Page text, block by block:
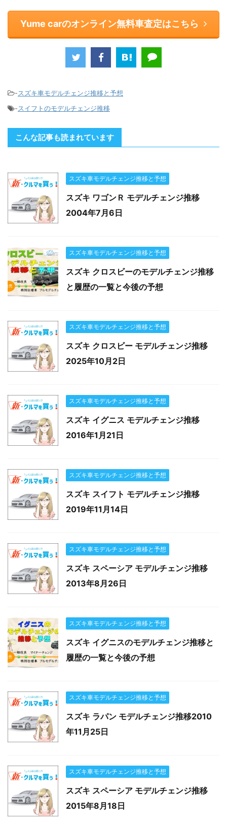
Yume carのオンライン無料車査定はこちら
-スズキ車モデルチェンジ推移と予想
-スイフトのモデルチェンジ推移
こんな記事も読まれています
スズキ車モデルチェンジ推移と予想
スズキ ワゴンＲ モデルチェンジ推移
2004年7月6日
スズキ車モデルチェンジ推移と予想
スズキ クロスビーのモデルチェンジ推移
と履歴の一覧と今後の予想
スズキ車モデルチェンジ推移と予想
スズキ クロスビー モデルチェンジ推移
2025年10月2日
スズキ車モデルチェンジ推移と予想
スズキ イグニス モデルチェンジ推移
2016年1月21日
スズキ車モデルチェンジ推移と予想
スズキ スイフト モデルチェンジ推移
2019年11月14日
スズキ車モデルチェンジ推移と予想
スズキ スペーシア モデルチェンジ推移
2013年8月26日
スズキ車モデルチェンジ推移と予想
スズキ イグニスのモデルチェンジ推移と
履歴の一覧と今後の予想
スズキ車モデルチェンジ推移と予想
スズキ ラパン モデルチェンジ推移2010
年11月25日
スズキ車モデルチェンジ推移と予想
スズキ スペーシア モデルチェンジ推移
2015年8月18日